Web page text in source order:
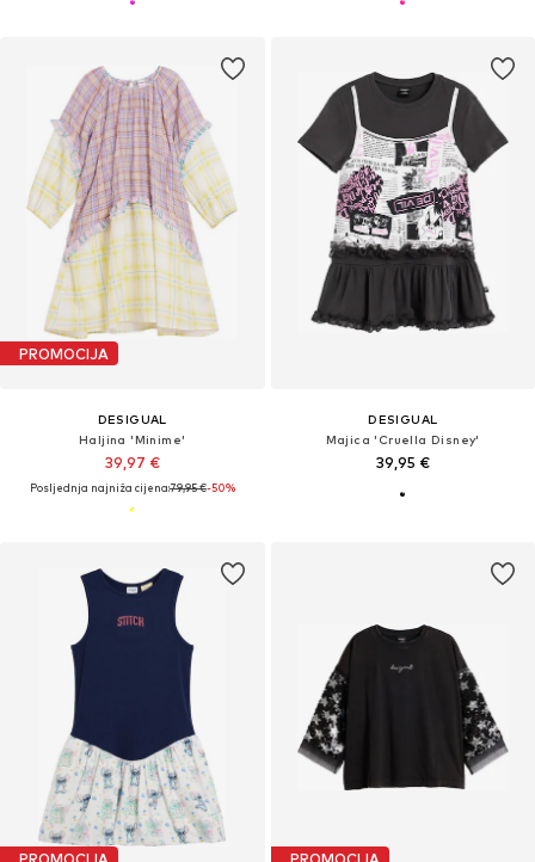
PROMOCIJA
DESIGUAL
Haljina 'Minime'
39,97 €
Posljednja najniža cijena:79,95 €-50%
DESIGUAL
Majica 'Cruella Disney'
39,95 €